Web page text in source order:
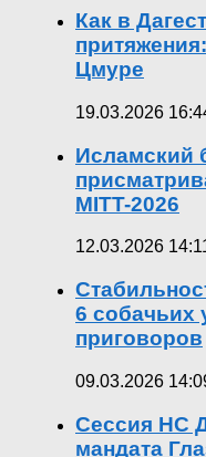
Как в
Цмуре
19.03.2026
Исламский
MITT-2026
12.03.2026
6 собачьих
приговоров
09.03.2026
Сессия НС
мандата